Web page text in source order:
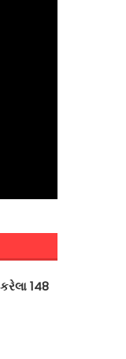
148